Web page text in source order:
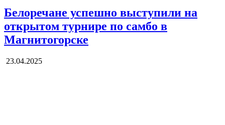
Белоречане успешно выступили на
открытом турнире по самбо в
Магнитогорске
23.04.2025